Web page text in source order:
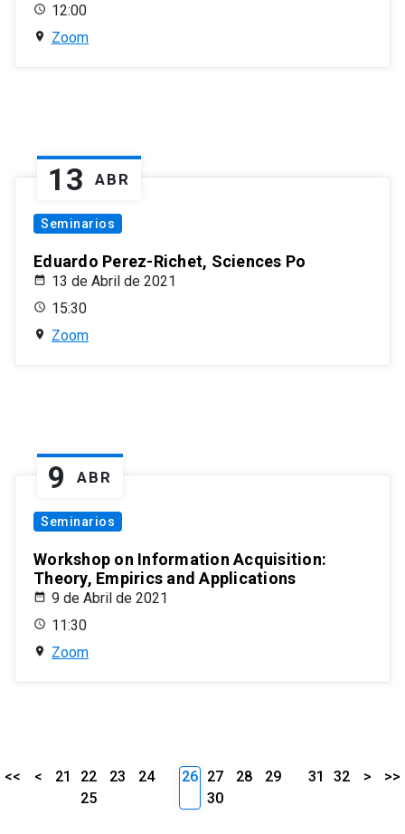
12:00
Zoom
13 ABR
Seminarios
Eduardo Perez-Richet, Sciences Po
13 de Abril de 2021
15:30
Zoom
9 ABR
Seminarios
Workshop on Information Acquisition:
Theory, Empirics and Applications
9 de Abril de 2021
11:30
Zoom
<< < 21 22 23
24
25
26 27 28
29
30
31 32 > >>